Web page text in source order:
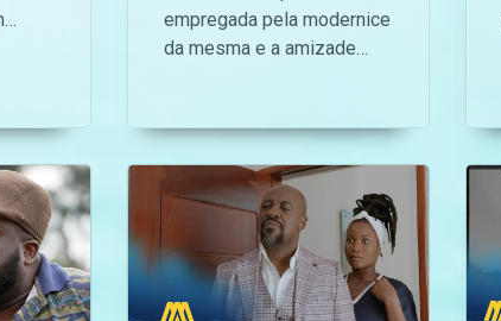
@maninguemagic_official
https://www.instagram.com/
e no TikTok:
novidades do teu canal
favorito.
empregada pela modernice
da mesma e a amizade
polícias para zonas bem
distante da zona deles de
jurisdição.